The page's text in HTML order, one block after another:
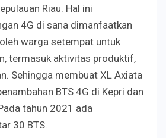
Riau. Hal ini
4G di sana dimanfaatkan
warga setempat untuk
termasuk aktivitas produktif,
Sehingga membuat XL Axiata
BTS 4G di Kepri dan
tahun 2021 ada
30 BTS.